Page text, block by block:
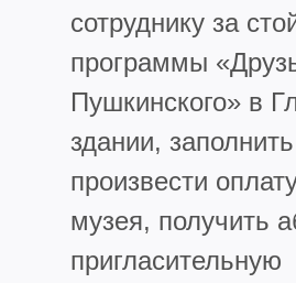
сотруднику за
программы
Пушкинского» в
здании, заполнить
произвести
музея, получить
пригласительную